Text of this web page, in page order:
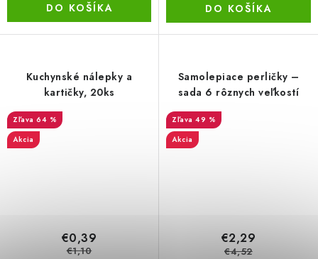
DO KOŠÍKA DO KOŠÍKA
Kuchynské nálepky a
kartičky, 20ks
64 %
Akcia
€0,39
€1,10
Samolepiace perličky –
sada 6 rôznych veľkostí
49 %
Akcia
€2,29
€4,52